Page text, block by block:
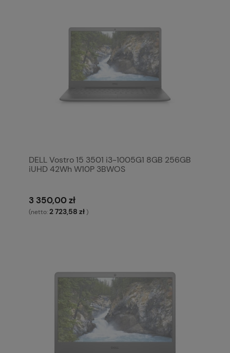
DELL Vostro 15 3501 i3-1005G1 8GB 256GB
iUHD 42Wh W10P 3BWOS
3 350,00 zł
(netto:2 723,58 zł )